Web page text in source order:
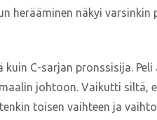
herääminen näkyi varsinkin
C-sarjan pronssisija.
johtoon. Vaikutti siltä,
toisen vaihteen ja